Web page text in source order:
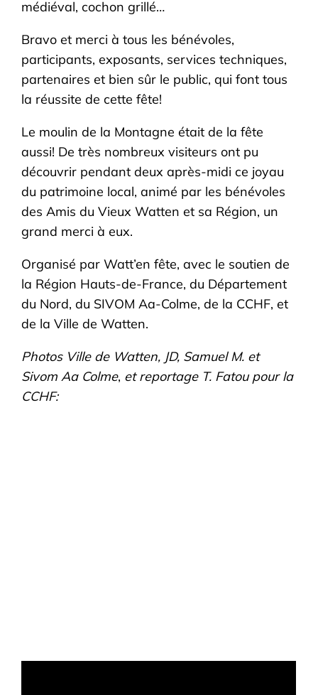
médiéval, cochon grillé…
Bravo et merci à tous les bénévoles,
participants, exposants, services techniques,
partenaires et bien sûr le public, qui font tous
la réussite de cette fête!
Le moulin de la Montagne était de la fête
aussi! De très nombreux visiteurs ont pu
découvrir pendant deux après-midi ce joyau
du patrimoine local, animé par les bénévoles
des Amis du Vieux Watten et sa Région, un
grand merci à eux.
Organisé par Watt’en fête, avec le soutien de
la Région Hauts-de-France, du Département
du Nord, du SIVOM Aa-Colme, de la CCHF, et
de la Ville de Watten.
Photos Ville de Watten, JD, Samuel M. et
Sivom Aa Colme, et reportage T. Fatou pour la
CCHF: